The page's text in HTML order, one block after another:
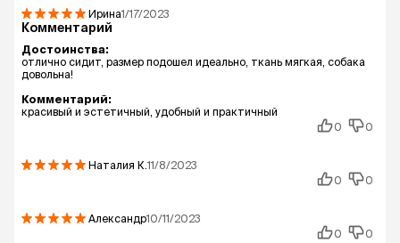
Ирина1/17/2023
Комментарий
Достоинства:
отлично сидит, размер подошел идеально, ткань мягкая, собака
довольна!
Комментарий:
красивый и эстетичный, удобный и практичный
0
0
Наталия К.11/8/2023
0
0
Александр10/11/2023
0
0